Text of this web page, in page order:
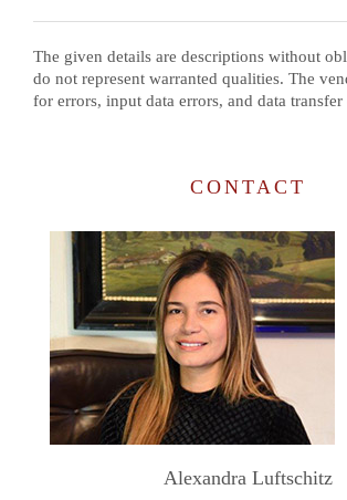
The given details are descriptions without
do not represent warranted qualities. The
for errors, input data errors, and data transfer
CONTACT
Alexandra Luftschitz